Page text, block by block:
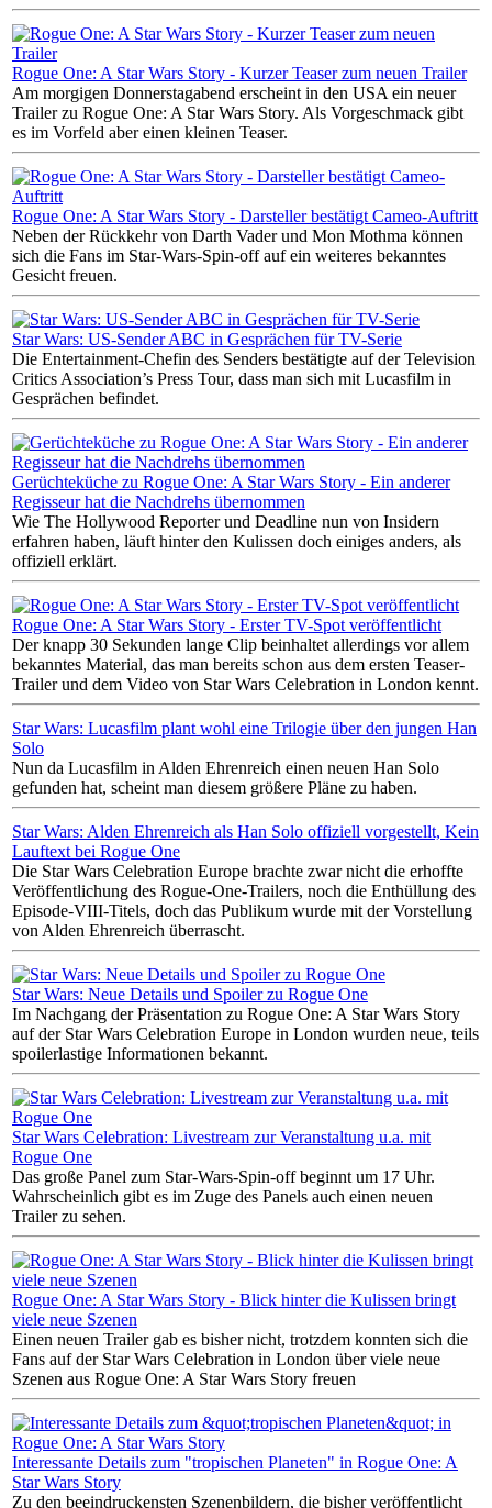
Rogue One: A Star Wars Story - Kurzer Teaser zum neuen Trailer
Am morgigen Donnerstagabend erscheint in den USA ein neuer
Trailer zu Rogue One: A Star Wars Story. Als Vorgeschmack gibt
es im Vorfeld aber einen kleinen Teaser.
Rogue One: A Star Wars Story - Darsteller bestätigt Cameo-Auftritt
Neben der Rückkehr von Darth Vader und Mon Mothma können
sich die Fans im Star-Wars-Spin-off auf ein weiteres bekanntes
Gesicht freuen.
Star Wars: US-Sender ABC in Gesprächen für TV-Serie
Die Entertainment-Chefin des Senders bestätigte auf der Television
Critics Association’s Press Tour, dass man sich mit Lucasfilm in
Gesprächen befindet.
Gerüchteküche zu Rogue One: A Star Wars Story - Ein anderer
Regisseur hat die Nachdrehs übernommen
Wie The Hollywood Reporter und Deadline nun von Insidern
erfahren haben, läuft hinter den Kulissen doch einiges anders, als
offiziell erklärt.
Rogue One: A Star Wars Story - Erster TV-Spot veröffentlicht
Der knapp 30 Sekunden lange Clip beinhaltet allerdings vor allem
bekanntes Material, das man bereits schon aus dem ersten Teaser-
Trailer und dem Video von Star Wars Celebration in London kennt.
Star Wars: Lucasfilm plant wohl eine Trilogie über den jungen Han
Solo
Nun da Lucasfilm in Alden Ehrenreich einen neuen Han Solo
gefunden hat, scheint man diesem größere Pläne zu haben.
Star Wars: Alden Ehrenreich als Han Solo offiziell vorgestellt, Kein
Lauftext bei Rogue One
Die Star Wars Celebration Europe brachte zwar nicht die erhoffte
Veröffentlichung des Rogue-One-Trailers, noch die Enthüllung des
Episode-VIII-Titels, doch das Publikum wurde mit der Vorstellung
von Alden Ehrenreich überrascht.
Star Wars: Neue Details und Spoiler zu Rogue One
Im Nachgang der Präsentation zu Rogue One: A Star Wars Story
auf der Star Wars Celebration Europe in London wurden neue, teils
spoilerlastige Informationen bekannt.
Star Wars Celebration: Livestream zur Veranstaltung u.a. mit
Rogue One
Das große Panel zum Star-Wars-Spin-off beginnt um 17 Uhr.
Wahrscheinlich gibt es im Zuge des Panels auch einen neuen
Trailer zu sehen.
Rogue One: A Star Wars Story - Blick hinter die Kulissen bringt
viele neue Szenen
Einen neuen Trailer gab es bisher nicht, trotzdem konnten sich die
Fans auf der Star Wars Celebration in London über viele neue
Szenen aus Rogue One: A Star Wars Story freuen
Interessante Details zum "tropischen Planeten" in Rogue One: A
Star Wars Story
Zu den beeindruckensten Szenenbildern, die bisher veröffentlicht